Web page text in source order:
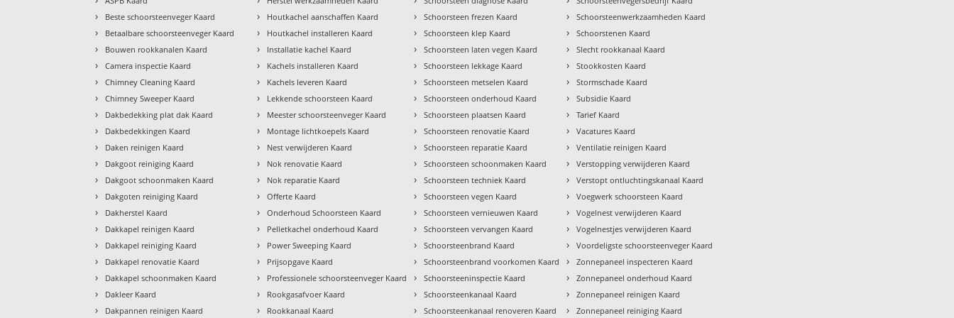
› Beste schoorsteenveger Kaard
› Betaalbare schoorsteenveger Kaard
› Bouwen rookkanalen Kaard
› Camera inspectie Kaard
› Chimney Cleaning Kaard
› Chimney Sweeper Kaard
› Dakbedekking plat dak Kaard
› Dakbedekkingen Kaard
› Daken reinigen Kaard
› Dakgoot reiniging Kaard
› Dakgoot schoonmaken Kaard
› Dakgoten reiniging Kaard
› Dakherstel Kaard
› Dakkapel reinigen Kaard
› Dakkapel reiniging Kaard
› Dakkapel renovatie Kaard
› Dakkapel schoonmaken Kaard
› Dakleer Kaard
› Dakpannen reinigen Kaard
› Houtkachel aanschaffen Kaard
› Houtkachel installeren Kaard
› Installatie kachel Kaard
› Kachels installeren Kaard
› Kachels leveren Kaard
› Lekkende schoorsteen Kaard
› Meester schoorsteenveger Kaard
› Montage lichtkoepels Kaard
› Nest verwijderen Kaard
› Nok renovatie Kaard
› Nok reparatie Kaard
› Offerte Kaard
› Onderhoud Schoorsteen Kaard
› Pelletkachel onderhoud Kaard
› Power Sweeping Kaard
› Prijsopgave Kaard
› Professionele schoorsteenveger Kaard
› Rookgasafvoer Kaard
› Rookkanaal Kaard
› Schoorsteen frezen Kaard
› Schoorsteen klep Kaard
› Schoorsteen laten vegen Kaard
› Schoorsteen lekkage Kaard
› Schoorsteen metselen Kaard
› Schoorsteen onderhoud Kaard
› Schoorsteen plaatsen Kaard
› Schoorsteen renovatie Kaard
› Schoorsteen reparatie Kaard
› Schoorsteen schoonmaken Kaard
› Schoorsteen techniek Kaard
› Schoorsteen vegen Kaard
› Schoorsteen vernieuwen Kaard
› Schoorsteen vervangen Kaard
› Schoorsteenbrand Kaard
› Schoorsteenbrand voorkomen Kaard
› Schoorsteeninspectie Kaard
› Schoorsteenkanaal Kaard
› Schoorsteenkanaal renoveren Kaard
› Schoorsteenwerkzaamheden Kaard
› Schoorstenen Kaard
› Slecht rookkanaal Kaard
› Stookkosten Kaard
› Stormschade Kaard
› Subsidie Kaard
› Tarief Kaard
› Vacatures Kaard
› Ventilatie reinigen Kaard
› Verstopping verwijderen Kaard
› Verstopt ontluchtingskanaal Kaard
› Voegwerk schoorsteen Kaard
› Vogelnest verwijderen Kaard
› Vogelnestjes verwijderen Kaard
› Voordeligste schoorsteenveger Kaard
› Zonnepaneel inspecteren Kaard
› Zonnepaneel onderhoud Kaard
› Zonnepaneel reinigen Kaard
› Zonnepaneel reiniging Kaard